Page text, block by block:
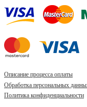
Описание процесса оплаты
Обработка персональных
Политика конфиденциальности